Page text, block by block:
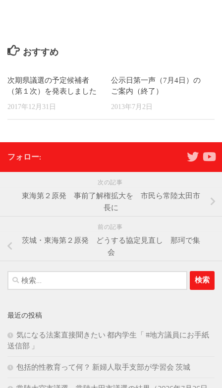
おすすめ
次期県議選の予定候補者
（第１次）を発表しました
2017年12月31日
公示日第一声（7月4日）の
ご案内（終了）
2013年7月2日
フォロー:
次の記事
東海第２原発 事前了解権拡大を 市民ら常陸太田市
長に
前の記事
茨城・東海第２原発 どうする協定見直し 那珂で集
会
検
索:
最近の投稿
気になる法案直接聞きたい 都内学生「 #地方議員にお手紙
送信部 」
包括的性教育って何？ 新婦人取手支部が学習会 茨城